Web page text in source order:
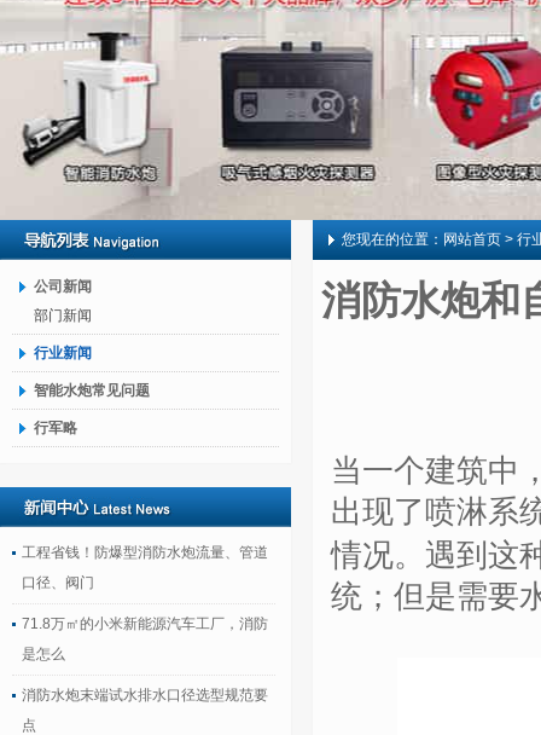
公司新闻
部门新闻
行业新闻
智能水炮常见问题
行军略
工程省钱！防爆型消防水炮流量、管道
口径、阀门
71.8万㎡的小米新能源汽车工厂，消防
是怎么
消防水炮末端试水排水口径选型规范要
点
您现在的位置： 网站首页 > 行
消防水炮和
当一个建筑中
出现了喷淋系
情况。遇到这
统；但是需要